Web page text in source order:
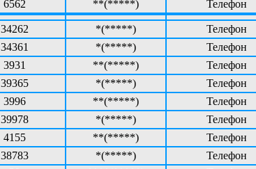
6562 **(*****) Телефон
34262 *(*****)
Телефон
34361 *(*****)
Телефон
3931 **(*****)
Телефон
39365 *(*****)
Телефон
3996 **(*****)
Телефон
39978 *(*****)
Телефон
4155 **(*****)
Телефон
38783 *(*****)
Телефон